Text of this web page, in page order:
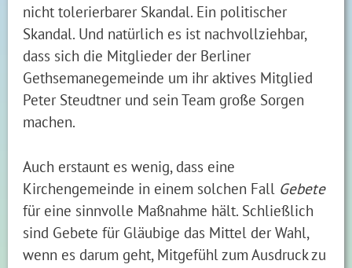
nicht tolerierbarer Skandal. Ein politischer
Skandal. Und natürlich es ist nachvollziehbar,
dass sich die Mitglieder der Berliner
Gethsemanegemeinde um ihr aktives Mitglied
Peter Steudtner und sein Team große Sorgen
machen.
Auch erstaunt es wenig, dass eine
Kirchengemeinde in einem solchen Fall Gebete
für eine sinnvolle Maßnahme hält. Schließlich
sind Gebete für Gläubige das Mittel der Wahl,
wenn es darum geht, Mitgefühl zum Ausdruck zu